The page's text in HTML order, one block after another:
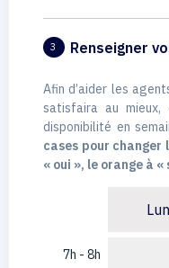
3 Renseigner
Afin d’aider les
satisfaira au mieux,
disponibilité en
cases pour changer
« oui », le orange à
7h - 8h